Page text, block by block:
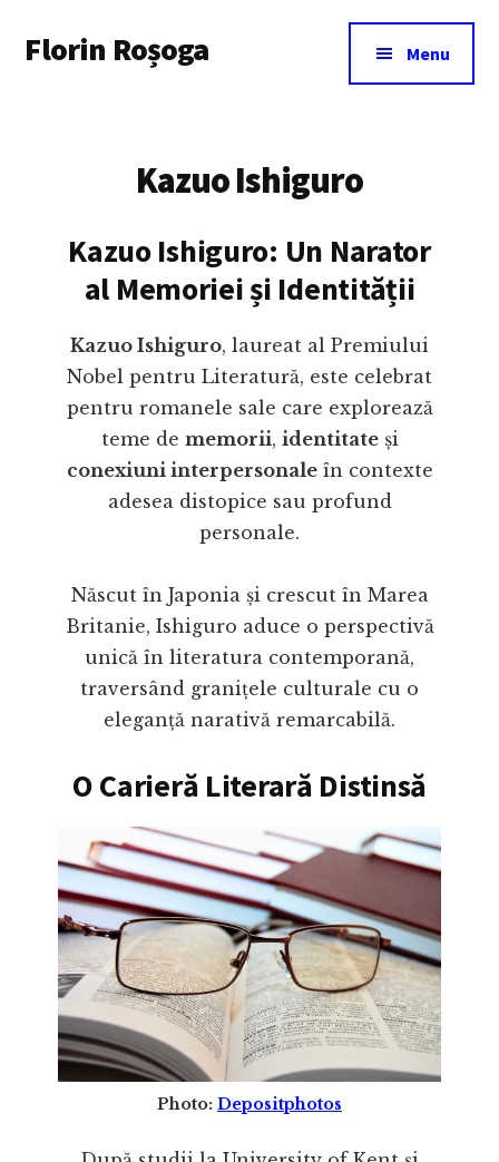
main
menu
Florin Roșoga Menu
Kazuo Ishiguro
Kazuo Ishiguro: Un Narator
al Memoriei și Identității
Kazuo Ishiguro, laureat al Premiului
Nobel pentru Literatură, este celebrat
pentru romanele sale care explorează
teme de memorii, identitateși
conexiuni interpersonaleîn contexte
adesea distopice sau profund
personale.
Născut în Japonia și crescut în Marea
Britanie, Ishiguro aduce o perspectivă
unică în literatura contemporană,
traversând granițele culturale cu o
eleganță narativă remarcabilă.
O Carieră Literară Distinsă
Photo: Depositphotos